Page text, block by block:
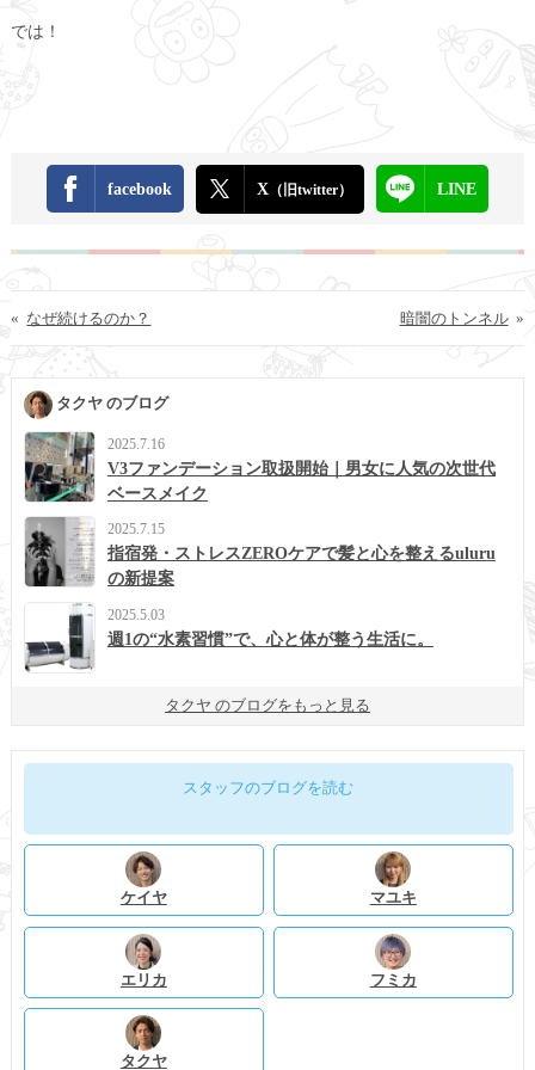
では！
facebook X（旧twitter） LINE
« なぜ続けるのか？ »
暗闇のトンネル
タクヤ のブログ
2025.7.16
V3ファンデーション取扱開始｜男女に人気の次世代
ベースメイク
2025.7.15
指宿発・ストレスZEROケアで髪と心を整えるuluru
の新提案
2025.5.03
週1の“水素習慣”で、心と体が整う生活に。
タクヤ のブログをもっと見る
スタッフのブログを読む
ケイヤ マユキ
エリカ フミカ
タクヤ